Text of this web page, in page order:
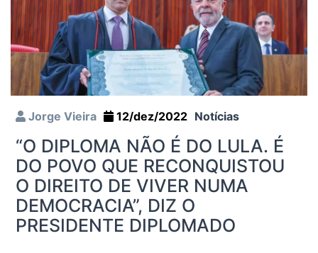
Jorge Vieira 12/dez/2022 Notícias
“O DIPLOMA NÃO É DO LULA. É
DO POVO QUE RECONQUISTOU
O DIREITO DE VIVER NUMA
DEMOCRACIA”, DIZ O
PRESIDENTE DIPLOMADO